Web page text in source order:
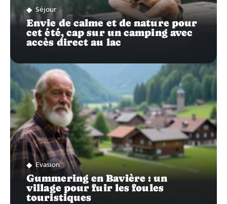
Séjour
Envie de calme et de nature pour
cet été, cap sur un camping avec
accès direct au lac
Evasion
Gummering en Bavière : un
village pour fuir les foules
touristiques